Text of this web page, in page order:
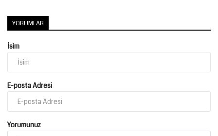
Kültür Sanat
YORUMLAR
İsim
E-posta Adresi
Yorumunuz